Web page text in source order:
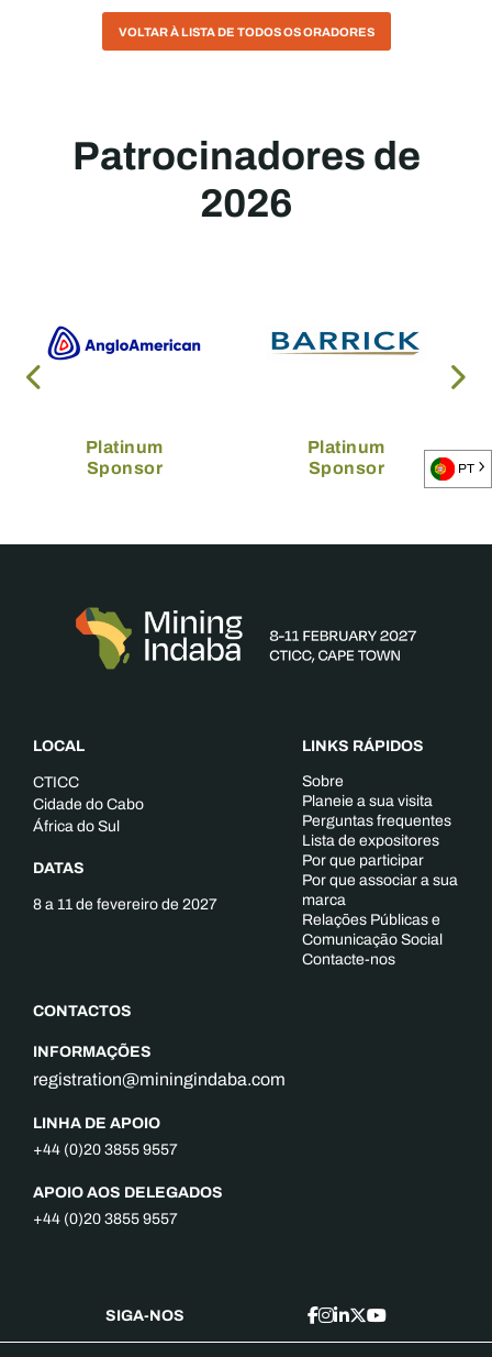
VOLTAR À LISTA DE TODOS OS ORADORES
Patrocinadores de
2026
Platinum
Sponsor
Platinum
Sponsor
LOCAL
CTICC
Cidade do Cabo
África do Sul
DATAS
8 a 11 de fevereiro de 2027
CONTACTOS
INFORMAÇÕES
registration@miningindaba.com
LINHA DE APOIO
+44 (0)20 3855 9557
APOIO AOS DELEGADOS
+44 (0)20 3855 9557
LINKS RÁPIDOS
Sobre
Planeie a sua visita
Perguntas frequentes
Lista de expositores
Por que participar
Por que associar a sua
marca
Relações Públicas e
Comunicação Social
Contacte-nos
SIGA-NOS
PT